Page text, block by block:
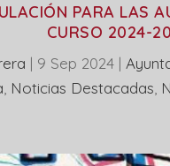
PARA LAS
CURSO 2024-
| 9 Sep 2024|
Noticias Destacadas